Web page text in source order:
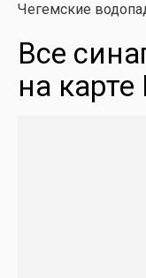
Чегемские
Все
на карте